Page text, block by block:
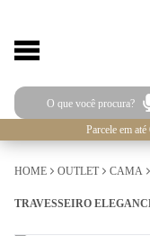
Parcele em até
HOME OUTLET CAMA
TRAVESSEIRO